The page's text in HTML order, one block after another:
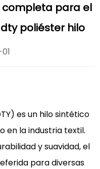
completa para el
poliéster hilo
es un hilo sintético
en la industria textil.
y suavidad, el
para diversas